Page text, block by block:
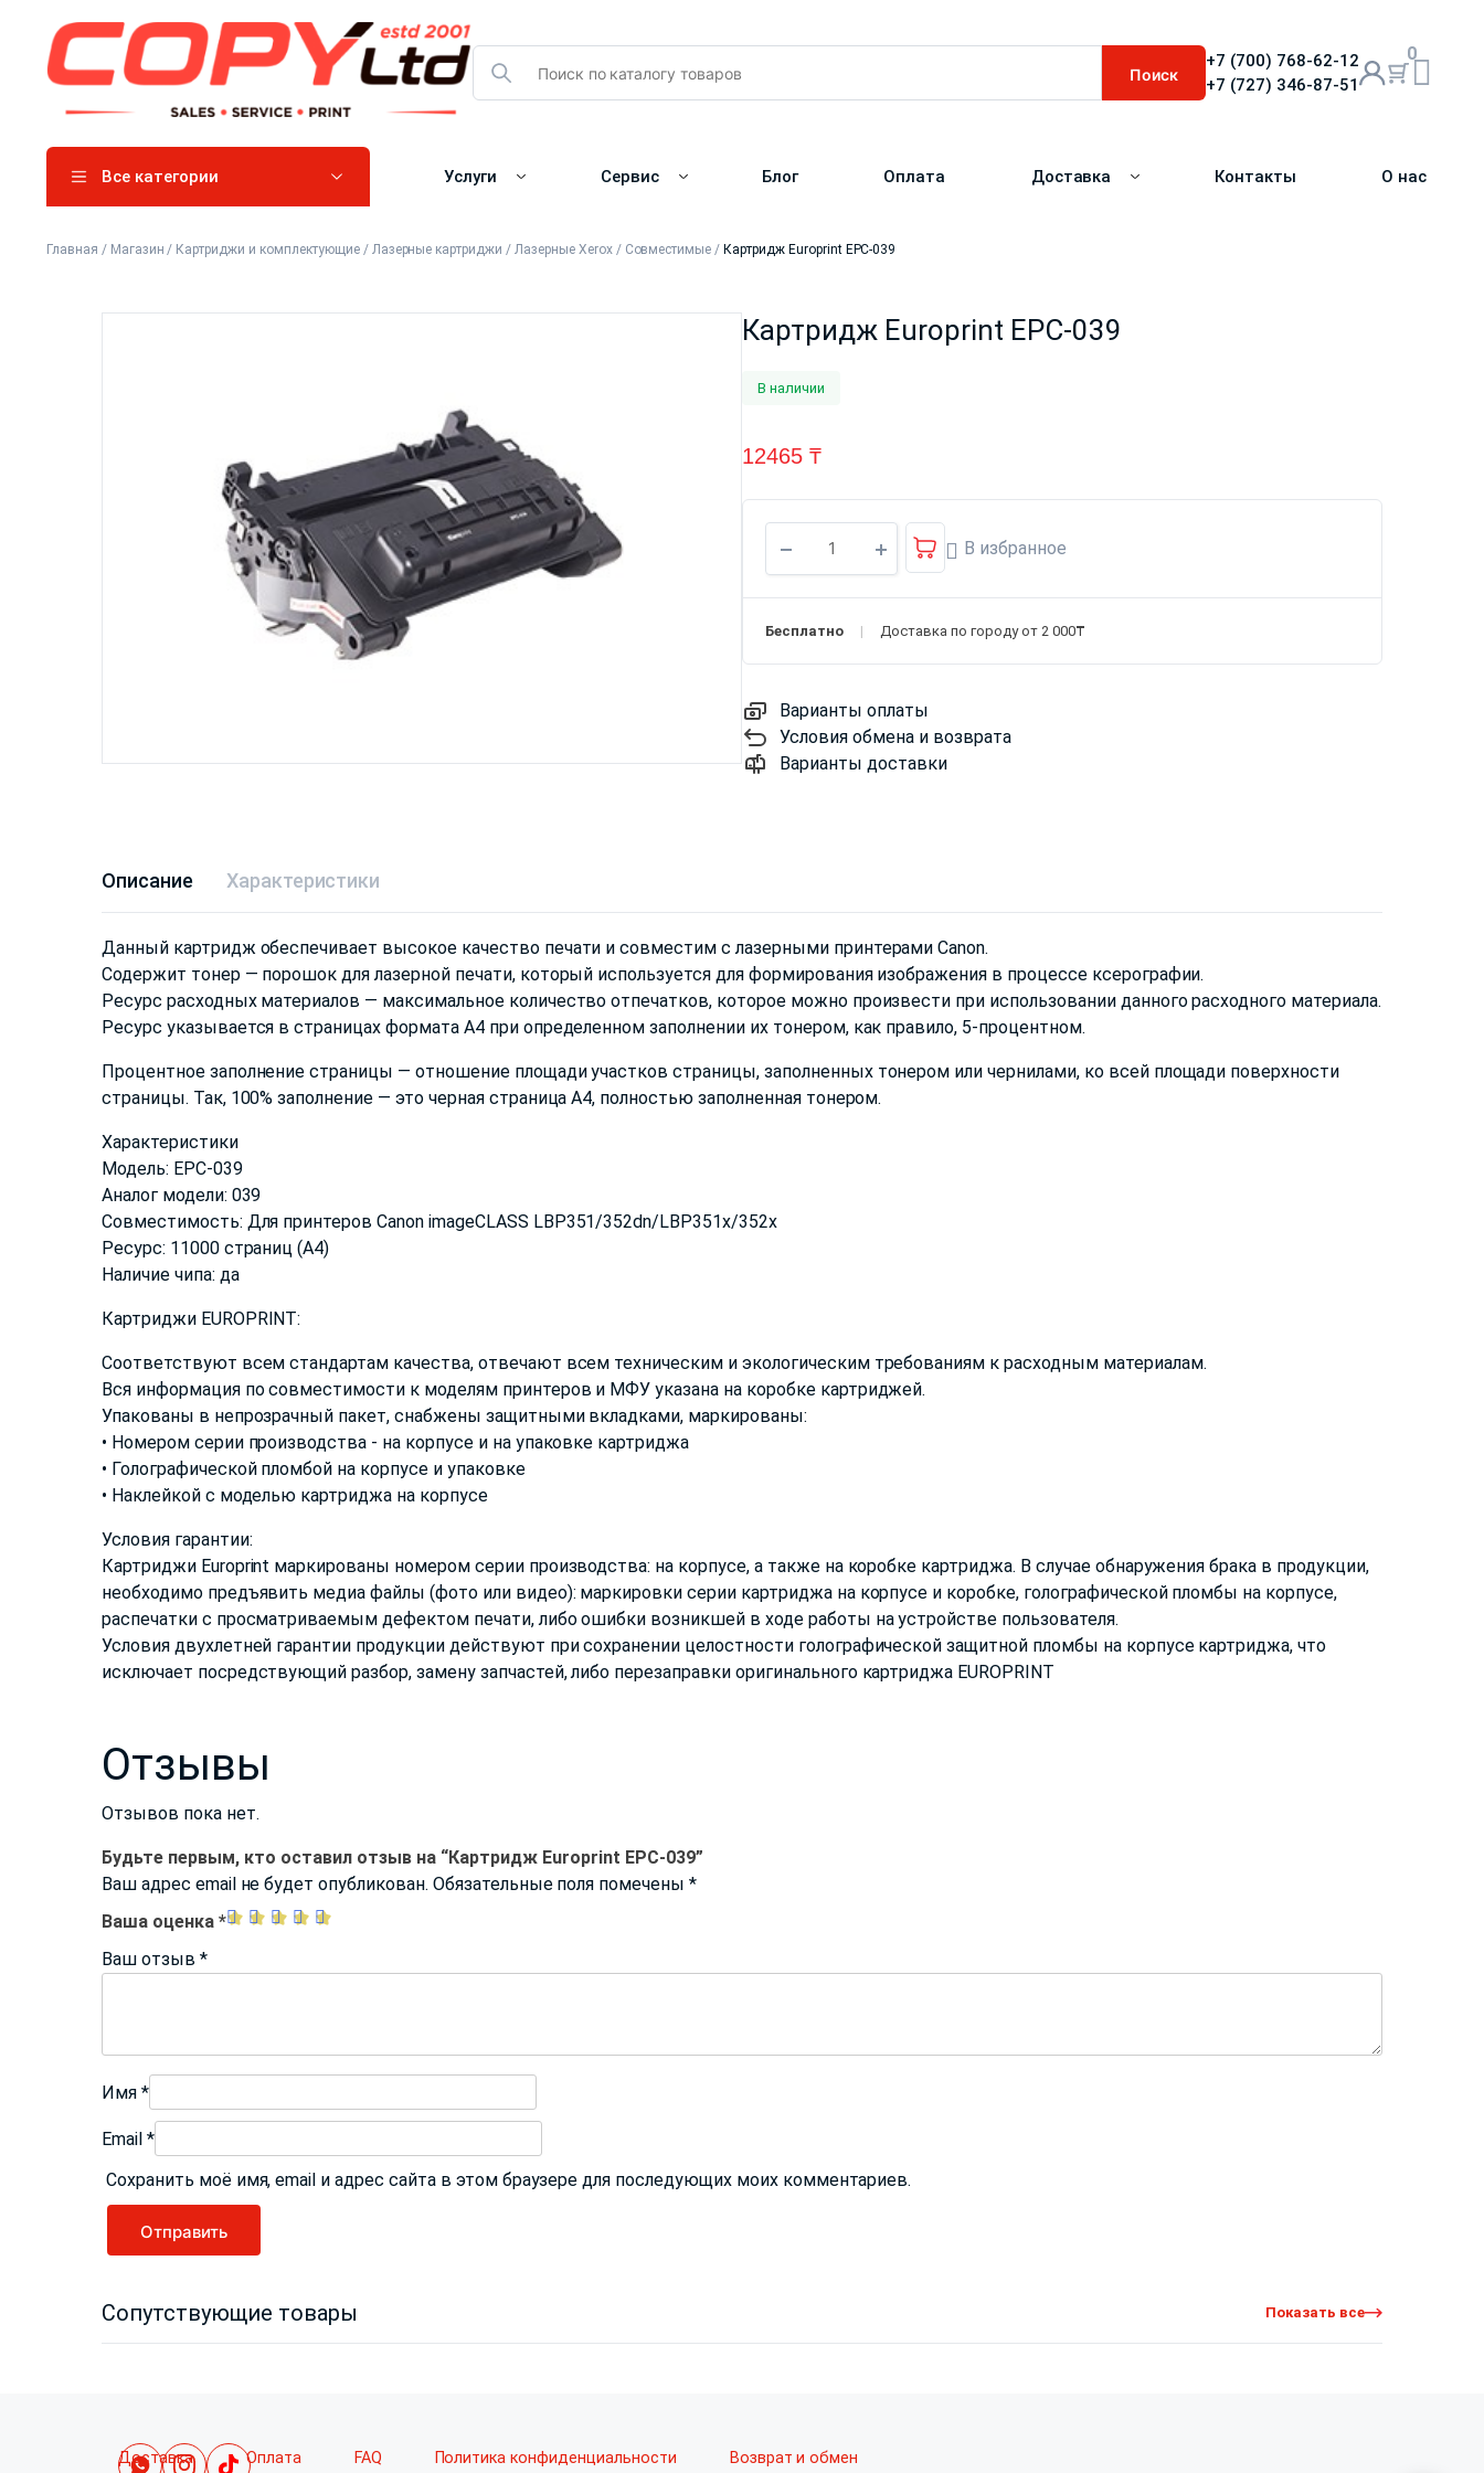
Поиск
+7 (700) 768-62-12
+7 (727) 346-87-51
0
Все категории Услуги Сервис Блог Оплата Доставка Контакты О нас
Главная / Магазин / Картриджи и комплектующие/ Лазерные картриджи /Лазерные Xerox/ Совместимые / Картридж Europrint EPC-039
Картридж Europrint EPC-039
В наличии
12465 ₸
В избранное
Бесплатно Доставка по городу от 2 000₸
Варианты оплаты
Условия обмена и возврата
Варианты доставки
Описание Характеристики
Данный картридж обеспечивает высокое качество печати и совместим с лазерными принтерами Canon.
Содержит тонер — порошок для лазерной печати, который используется для формирования изображения в процессе ксерографии.
Ресурс расходных материалов — максимальное количество отпечатков, которое можно произвести при использовании данного расходного материала.
Ресурс указывается в страницах формата А4 при определенном заполнении их тонером, как правило, 5-процентном.
Процентное заполнение страницы — отношение площади участков страницы, заполненных тонером или чернилами, ко всей площади поверхности
страницы. Так, 100% заполнение — это черная страница А4, полностью заполненная тонером.
Характеристики
Модель: EPC-039
Аналог модели: 039
Совместимость: Для принтеров Canon imageCLASS LBP351/352dn/LBP351x/352x
Ресурс: 11000 страниц (А4)
Наличие чипа: да
Картриджи EUROPRINT:
Соответствуют всем стандартам качества, отвечают всем техническим и экологическим требованиям к расходным материалам.
Вся информация по совместимости к моделям принтеров и МФУ указана на коробке картриджей.
Упакованы в непрозрачный пакет, снабжены защитными вкладками, маркированы:
• Номером серии производства - на корпусе и на упаковке картриджа
• Голографической пломбой на корпусе и упаковке
• Наклейкой с моделью картриджа на корпусе
Условия гарантии:
Картриджи Europrint маркированы номером серии производства: на корпусе, а также на коробке картриджа. В случае обнаружения брака в продукции,
необходимо предъявить медиа файлы (фото или видео): маркировки серии картриджа на корпусе и коробке, голографической пломбы на корпусе,
распечатки с просматриваемым дефектом печати, либо ошибки возникшей в ходе работы на устройстве пользователя.
Условия двухлетней гарантии продукции действуют при сохранении целостности голографической защитной пломбы на корпусе картриджа, что
исключает посредствующий разбор, замену запчастей, либо перезаправки оригинального картриджа EUROPRINT
Отзывы
Отзывов пока нет.
Будьте первым, кто оставил отзыв на “Картридж Europrint EPC-039”
Ваш адрес email не будет опубликован. Обязательные поля помечены*
Ваша оценка *
Ваш отзыв *
Имя *
Email *
Сохранить моё имя, email и адрес сайта в этом браузере для последующих моих комментариев.
Сопутствующие товары Показать все
Доставка Оплата FAQ Политика конфиденциальности Возврат и обмен